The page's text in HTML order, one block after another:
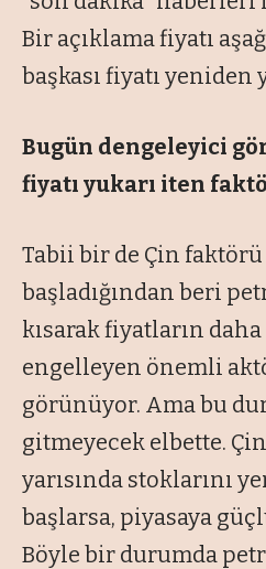
Bir açıklama fiyatı
başkası fiyatı yeniden
Bugün dengeleyici
fiyatı yukarı iten
Tabii bir de Çin faktörü
başladığından beri
kısarak fiyatların
engelleyen önemli
görünüyor. Ama bu
gitmeyecek elbette.
yarısında stoklarını
başlarsa, piyasaya
Böyle bir durumda